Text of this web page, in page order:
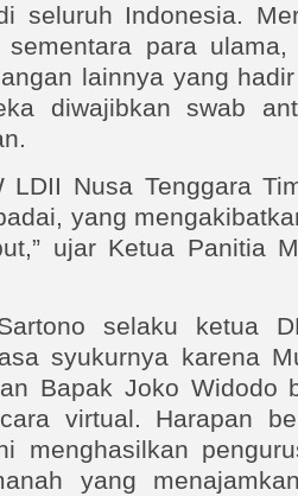
seluruh Indonesia.
para
lainnya yang
diwajibkan swab
LDII Nusa Tenggara
yang
ujar Ketua Panitia
selaku ketua
syukurnya karena
Bapak Joko Widodo
virtual. Harapan
menghasilkan
yang